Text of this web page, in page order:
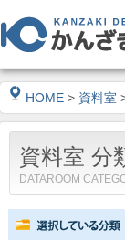
HOME > 資料室
資料室 分
DATAROOM